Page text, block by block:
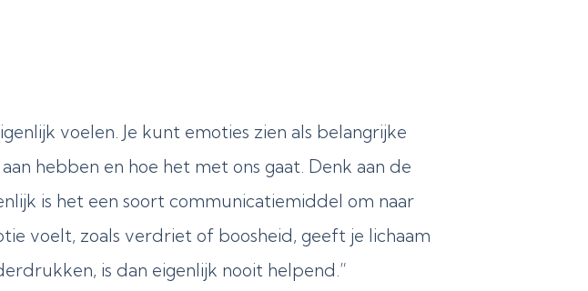
voelen. Je kunt emoties zien als belangrijke
hebben en hoe het met ons gaat. Denk aan de
is het een soort communicatiemiddel om naar
voelt, zoals verdriet of boosheid, geeft je lichaam
is dan eigenlijk nooit helpend.”